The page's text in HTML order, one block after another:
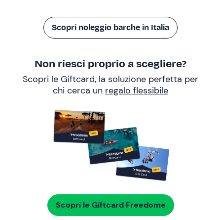
Scopri noleggio barche in Italia
Non riesci proprio a scegliere?
Scopri le Giftcard, la soluzione perfetta per
chi cerca un regalo flessibile
Scopri le Giftcard Freedome